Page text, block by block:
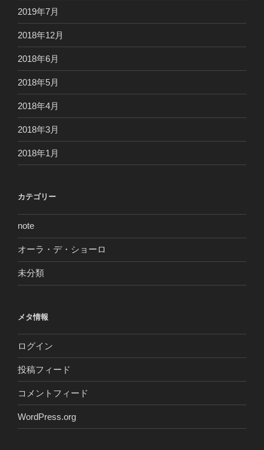
2019年7月
2018年12月
2018年6月
2018年5月
2018年4月
2018年3月
2018年1月
カテゴリー
note
オーラ・デ・ショーロ
未分類
メタ情報
ログイン
投稿フィード
コメントフィード
WordPress.org